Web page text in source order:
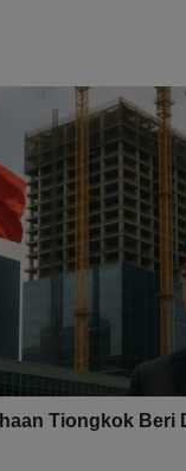
Tiongkok Beri